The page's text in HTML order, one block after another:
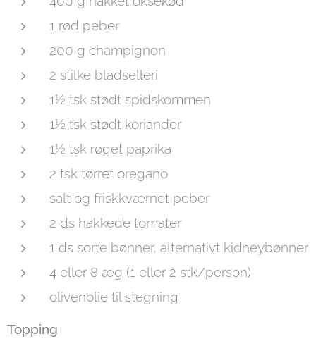
1 rød peber
200 g champignon
2 stilke bladselleri
1½ tsk stødt spidskommen
1½ tsk stødt koriander
1½ tsk røget paprika
2 tsk tørret oregano
salt og friskkværnet peber
2 ds hakkede tomater
1 ds sorte bønner, alternativt kidneybønner
4 eller 8 æg (1 eller 2 stk/person)
olivenolie til stegning
Topping